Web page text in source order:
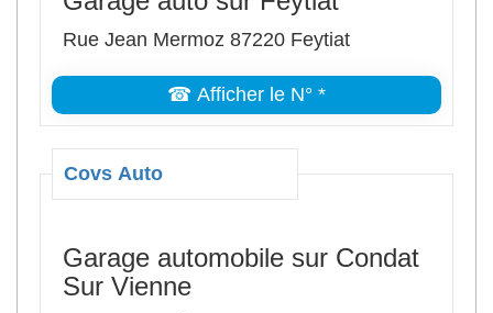
Rue Jean Mermoz 87220 Feytiat
☎ Afficher le N° *
Covs Auto
Garage automobile sur Condat
Sur Vienne